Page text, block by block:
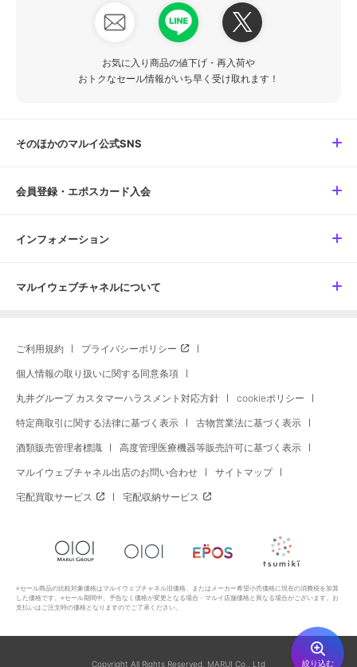
お気に入り商品の値下げ・再入荷や
おトクなセール情報がいち早く受け取れます！
そのほかのマルイ公式SNS
会員登録・エポスカード入会
インフォメーション
マルイウェブチャネルについて
ご利用規約 プライバシーポリシー
個人情報の取り扱いに関する同意条項
丸井グループ カスタマーハラスメント対応方針 cookieポリシー
特定商取引に関する法律に基づく表示 古物営業法に基づく表示
酒類販売管理者標識 高度管理医療機器等販売許可に基づく表示
マルイウェブチャネル出店のお問い合わせ サイトマップ
宅配買取サービス 宅配収納サービス
※セール商品の比較対象価格はマルイウェブチャネル旧価格、またはメーカー希望小売価格に現在の消費税を加算
した価格です。※セール期間中、予告なく価格が変更となる場合・マルイ店舗価格と異なる場合がございます。お
支払いはご注文時の価格となりますのでご了承ください。
Copyright All Rights Reserved. MARUI Co., Ltd 絞り込む